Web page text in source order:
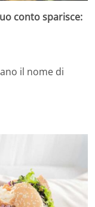
conto sparisce:
il nome di